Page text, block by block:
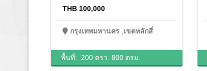
THB 100,000
กรุงเทพมหานคร เขตหลักสี่
พื้นที่: 200 ตรว. 800 ตรม.